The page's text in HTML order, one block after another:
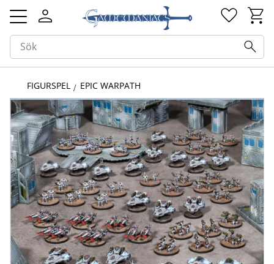
Meny
FIGURSPEL EPIC WARPATH